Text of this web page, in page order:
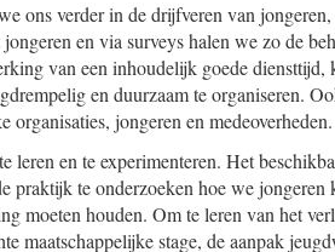
ons verder in de drijfveren van
en via surveys halen we zo de
van een inhoudelijk goede
en duurzaam te organiseren.
organisaties, jongeren en medeoverheden.
leren en te experimenteren. Het
praktijk te onderzoeken hoe we
moeten houden. Om te leren van het
maatschappelijke stage, de aanpak